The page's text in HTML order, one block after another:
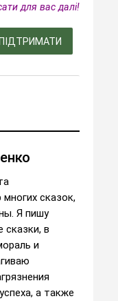
для вас далі!
ПІДТРИМАТИ
сказок,
Я пишу
сказки, в
и
а также